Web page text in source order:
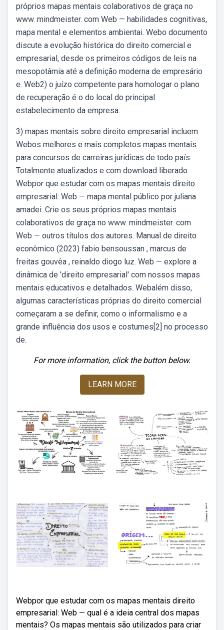
próprios mapas mentais colaborativos de graça no
www. mindmeister. com Web — habilidades cognitivas,
mapa mental e elementos ambientai. Webo documento
discute a evolução histórica do direito comercial e
empresarial, desde os primeiros códigos de leis na
mesopotâmia até a definição moderna de empresário
e. Web2) o juízo competente para homologar o plano
de recuperação é o do local do principal
estabelecimento da empresa.
3) mapas mentais sobre direito empresarial incluem.
Webos melhores e mais completos mapas mentais
para concursos de carreiras jurídicas de todo país.
Totalmente atualizados e com download liberado.
Webpor que estudar com os mapas mentais direito
empresarial: Web — mapa mental público por juliana
amadei. Crie os seus próprios mapas mentais
colaborativos de graça no www. mindmeister. com
Web — outros títulos dos autores. Manual de direito
econômico (2023) fabio bensoussan , marcus de
freitas gouvêa , reinaldo diogo luz. Web — explore a
dinâmica de 'direito empresarial' com nossos mapas
mentais educativos e detalhados. Webalém disso,
algumas características próprias do direito comercial
começaram a se definir, como o informalismo e a
grande influência dos usos e costumes[2] no processo
de.
For more information, click the button below.
LEARN MORE
Webpor que estudar com os mapas mentais direito
empresarial: Web — qual é a ideia central dos mapas
mentais? Os mapas mentais são utilizados para criar